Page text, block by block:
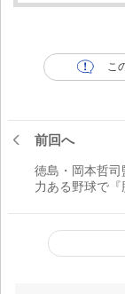
こ
前回へ
徳島・岡本哲
力ある野球で『
そ、勝たないと
い」／四国ア
ーグplus